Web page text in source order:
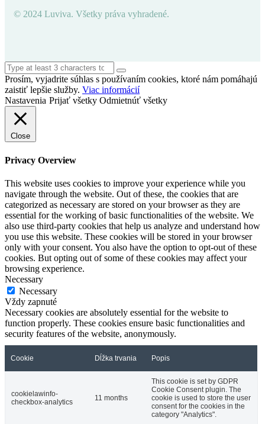
© 2024 Luviva. Všetky práva vyhradené.
Prosím, vyjadrite súhlas s používaním cookies, ktoré nám pomáhajú
zaistiť lepšie služby. Viac informácií
Nastavenia Prijať všetky Odmietnúť všetky
Close
Privacy Overview
This website uses cookies to improve your experience while you
navigate through the website. Out of these, the cookies that are
categorized as necessary are stored on your browser as they are
essential for the working of basic functionalities of the website. We
also use third-party cookies that help us analyze and understand how
you use this website. These cookies will be stored in your browser
only with your consent. You also have the option to opt-out of these
cookies. But opting out of some of these cookies may affect your
browsing experience.
Necessary
Necessary
Vždy zapnuté
Necessary cookies are absolutely essential for the website to
function properly. These cookies ensure basic functionalities and
security features of the website, anonymously.
Cookie Dĺžka trvania Popis
cookielawinfo-
checkbox-analytics
11 months
This cookie is set by GDPR
Cookie Consent plugin. The
cookie is used to store the user
consent for the cookies in the
category "Analytics".